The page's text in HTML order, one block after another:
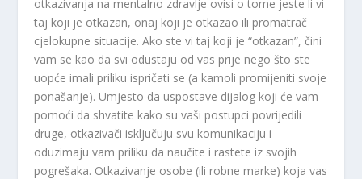
otkazivanja na mentalno zdravlje ovisi o tome jeste li vi
taj koji je otkazan, onaj koji je otkazao ili promatrač
cjelokupne situacije. Ako ste vi taj koji je “otkazan”, čini
vam se kao da svi odustaju od vas prije nego što ste
uopće imali priliku ispričati se (a kamoli promijeniti svoje
ponašanje). Umjesto da uspostave dijalog koji će vam
pomoći da shvatite kako su vaši postupci povrijedili
druge, otkazivači isključuju svu komunikaciju i
oduzimaju vam priliku da naučite i rastete iz svojih
pogrešaka. Otkazivanje osobe (ili robne marke) koja vas